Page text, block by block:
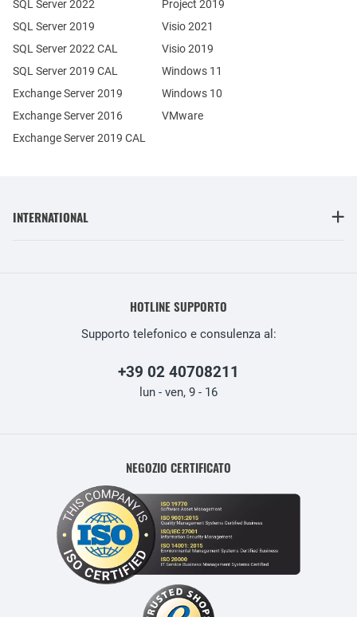
Exchange Server 2019
Exchange Server 2016
SQL Server 2022
SQL Server 2019
SQL Server 2022 CAL
SQL Server 2019 CAL
Exchange Server 2019 CAL
Project 2019
Visio 2021
Visio 2019
Windows 11
Windows 10
VMware
INTERNATIONAL
HOTLINE SUPPORTO
Supporto telefonico e consulenza al:
+39 02 40708211
lun - ven, 9 - 16
NEGOZIO CERTIFICATO